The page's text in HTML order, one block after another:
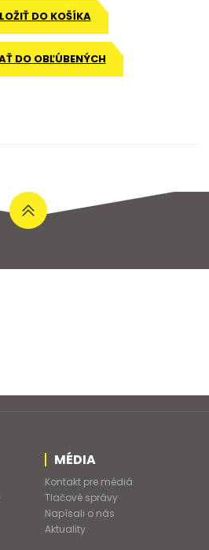
DO KOŠÍKA
DO OBĽÚBENÝCH
MÉDIA
Kontakt pre médiá
Tlačové správy
Napísali o nás
Aktuality